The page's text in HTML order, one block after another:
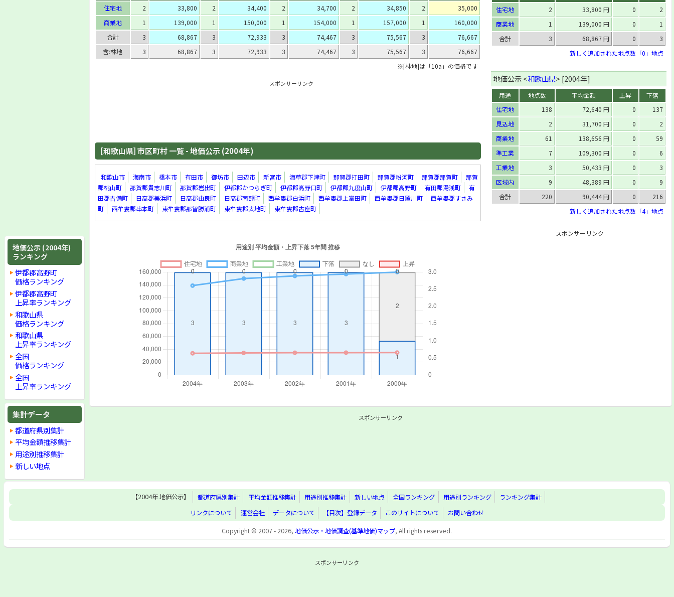
地価公示 (2004年)
ランキング
伊都郡高野町
価格ランキング
伊都郡高野町
上昇率ランキング
和歌山県
価格ランキング
和歌山県
上昇率ランキング
全国
価格ランキング
全国
上昇率ランキング
集計データ
都道府県別集計
平均金額推移集計
用途別推移集計
新しい地点
住宅地
2 33,800 2 34,400 2 34,700 2 34,850 2
35,000
商業地
1 139,000 1 150,000 1 154,000 1 157,000 1
160,000
合計
3 68,867 3 72,933 3 74,467 3 75,567 3
76,667
含:林地
3 68,867 3 72,933 3 74,467 3 75,567 3
76,667
※[林地]は「10a」の価格です
スポンサーリンク
[和歌山県] 市区町村 一覧 - 地価公示 (2004年)
和歌山市 海南市 橋本市 有田市 御坊市 田辺市 新宮市 海草郡下津町 那賀郡打田町 那賀郡粉河町 那賀郡那賀町
那賀
郡桃山町
那賀郡貴志川町 那賀郡岩出町 伊都郡かつらぎ町 伊都郡高野口町 伊都郡九度山町 伊都郡高野町 有田郡湯浅町
有
田郡吉備町
日高郡美浜町 日高郡由良町 日高郡南部町 西牟婁郡白浜町 西牟婁郡上富田町 西牟婁郡日置川町
西牟婁郡すさみ
町
西牟婁郡串本町 東牟婁郡那智勝浦町 東牟婁郡太地町 東牟婁郡古座町
住宅地
2 33,800 円 0
2
商業地
1 139,000 円 0
1
合計
3 68,867 円 0
3
新しく追加された地点数「0」地点
地価公示 <和歌山県> [2004年]
用途 地点数 平均金額 上昇
下落
住宅地
138 72,640 円 0
137
見込地
2 31,700 円 0
2
商業地
61 138,656 円 0
59
準工業
7 109,300 円 0
6
工業地
3 50,433 円 0
3
区域内
9 48,389 円 0
9
合計
220 90,444 円 0
216
新しく追加された地点数「4」地点
スポンサーリンク
スポンサーリンク
【2004年 地価公示】 都道府県別集計 平均金額推移集計 用途別推移集計 新しい地点 全国ランキング 用途別ランキング
ランキング集計
リンクについて
運営会社 データについて 【目次】登録データ このサイトについて
お問い合わせ
Copyright © 2007 - 2026,地価公示・地価調査(基準地価)マップ, All rights reserved.
スポンサーリンク